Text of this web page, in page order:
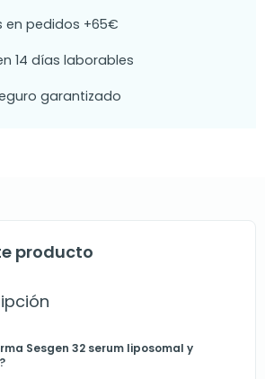
en pedidos +65€
14 días laborables
garantizado
producto
Sesgen 32 serum liposomal y